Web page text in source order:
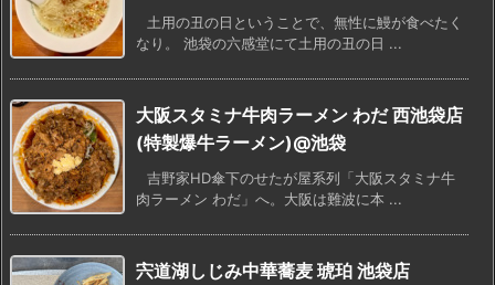
土用の丑の日ということで、無性に鰻が食べたく
なり。 池袋の六感堂にて土用の丑の日 ...
大阪スタミナ牛肉ラーメン わだ 西池袋店
(特製爆牛ラーメン)@池袋
吉野家HD傘下のせたが屋系列「大阪スタミナ牛
肉ラーメン わだ」へ。大阪は難波に本 ...
宍道湖しじみ中華蕎麦 琥珀 池袋店